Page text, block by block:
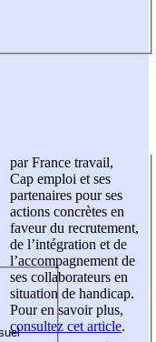
par France travail,
Cap emploi et ses
partenaires pour ses
actions concrètes en
faveur du recrutement,
de l’intégration et de
l’accompagnement de
ses collaborateurs en
situation de handicap.
Pour en savoir plus,
consultez cet article.